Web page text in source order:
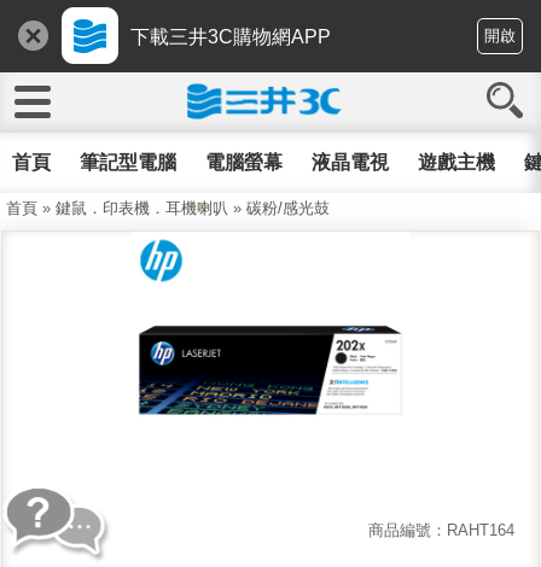
下載三井3C購物網APP 開啟
首頁 筆記型電腦 電腦螢幕 液晶電視 遊戲主機
首頁 » 鍵鼠．印表機．耳機喇叭 » 碳粉/感光鼓
商品編號：RAHT164